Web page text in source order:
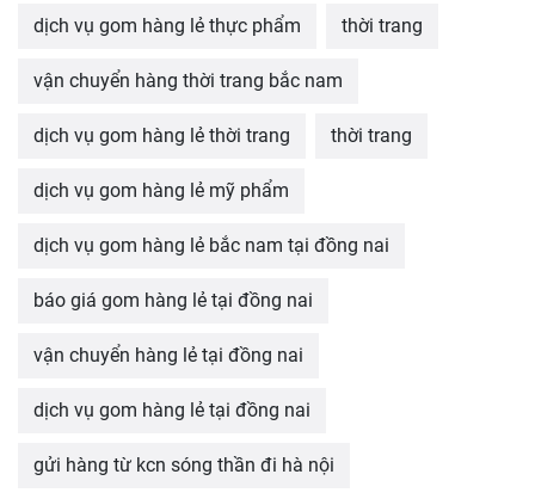
dịch vụ gom hàng lẻ thực phẩm thời trang
vận chuyển hàng thời trang bắc nam
dịch vụ gom hàng lẻ thời trang thời trang
dịch vụ gom hàng lẻ mỹ phẩm
dịch vụ gom hàng lẻ bắc nam tại đồng nai
báo giá gom hàng lẻ tại đồng nai
vận chuyển hàng lẻ tại đồng nai
dịch vụ gom hàng lẻ tại đồng nai
gửi hàng từ kcn sóng thần đi hà nội